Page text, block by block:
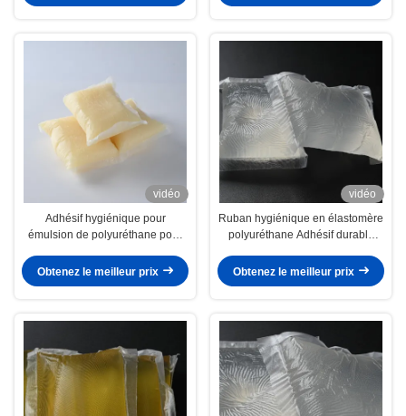
vidéo
Adhésif hygiénique pour
émulsion de polyuréthane pour
polyuréthane
Obtenez le meilleur prix
vidéo
Ruban hygiénique en élastomère
polyuréthane Adhésif durable
optimale
Obtenez le meilleur prix